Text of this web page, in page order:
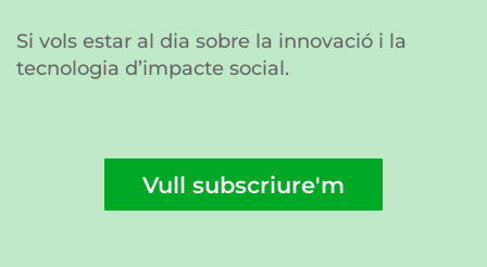
Si vols estar al dia sobre la innovació i la
tecnologia d’impacte social.
Vull subscriure'm